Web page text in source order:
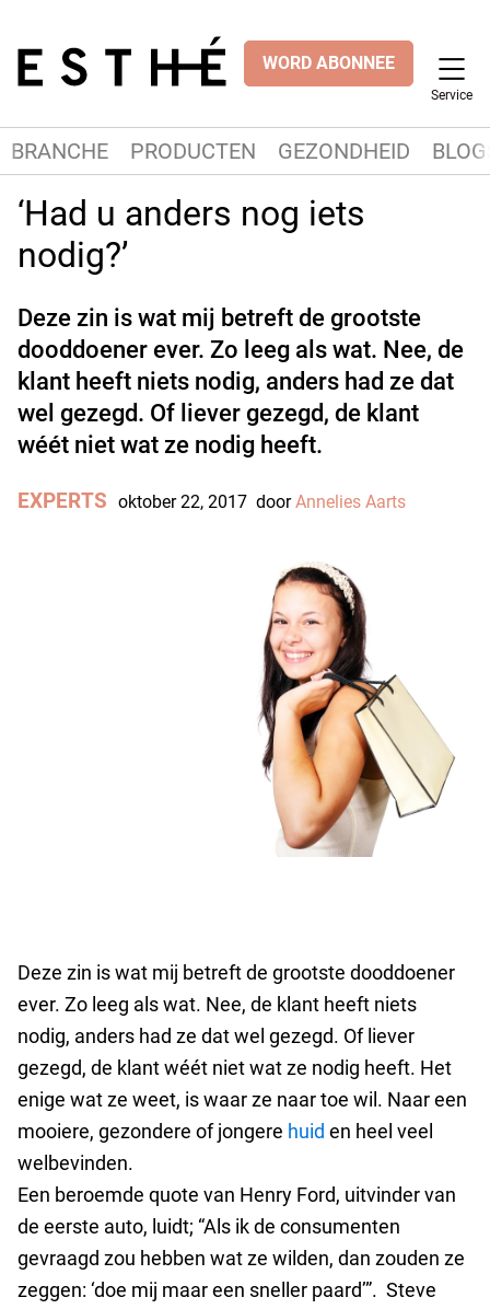
WORD ABONNEE
Service
BRANCHE PRODUCTEN GEZONDHEID
‘Had u anders nog iets
nodig?’
Deze zin is wat mij betreft de grootste
dooddoener ever. Zo leeg als wat. Nee, de
klant heeft niets nodig, anders had ze dat
wel gezegd. Of liever gezegd, de klant
wéét niet wat ze nodig heeft.
EXPERTS oktober 22, 2017 doorAnnelies Aarts
Deze zin is wat mij betreft de grootste dooddoener
ever. Zo leeg als wat. Nee, de klant heeft niets
nodig, anders had ze dat wel gezegd. Of liever
gezegd, de klant wéét niet wat ze nodig heeft. Het
enige wat ze weet, is waar ze naar toe wil. Naar een
mooiere, gezondere of jongere huid en heel veel
welbevinden.
Een beroemde quote van Henry Ford, uitvinder van
de eerste auto, luidt; “Als ik de consumenten
gevraagd zou hebben wat ze wilden, dan zouden ze
zeggen: ‘doe mij maar een sneller paard’”. Steve